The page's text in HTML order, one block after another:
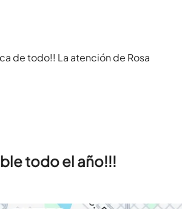
de todo!! La atención de Rosa
todo el año!!!